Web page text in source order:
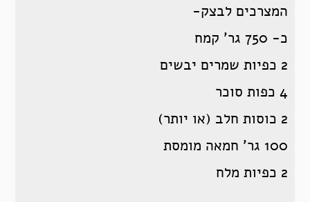
המצרכים לבצק-
כ- 750 גר’ קמח
2 כפיות שמרים יבשים
4 כפות סוכר
2 כוסות חלב (או יותר)
100 גר’ חמאה מומסת
2 כפיות מלח